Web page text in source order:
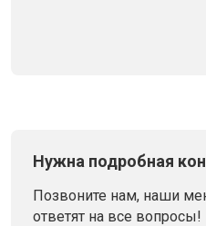
Нужна подробная
Позвоните нам, наши
ответят на все вопросы!